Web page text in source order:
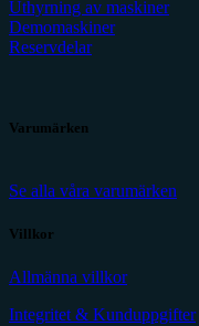
Uthyrning av maskiner
Demomaskiner
Reservdelar
Varumärken
Se alla våra varumärken
Villkor
Allmänna villkor
Integritet & Kunduppgifter